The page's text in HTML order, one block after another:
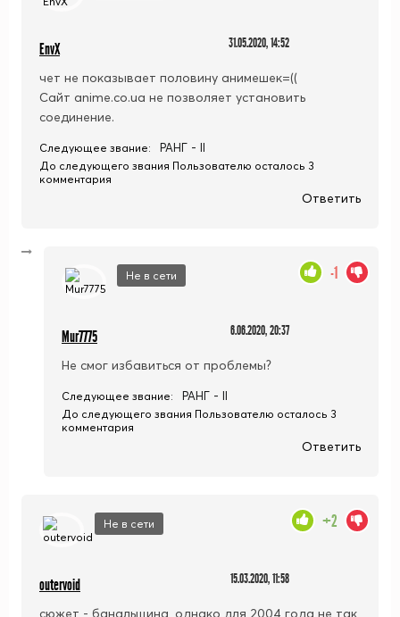
EnvX 31.05.2020, 14:52
чет не показывает половину анимешек=((
Сайт anime.co.ua не позволяет установить
соединение.
Следующее звание: РАНГ - II
До следующего звания Пользователю осталось 3
комментария
Ответить
Не в сети
Mur7775 6.06.2020, 20:37
Не смог избавиться от проблемы?
-1
Следующее звание: РАНГ - II
До следующего звания Пользователю осталось 3
комментария
Ответить
Не в сети
outervoid 15.03.2020, 11:58
сюжет - банальщина, однако для 2004 года не так
+2